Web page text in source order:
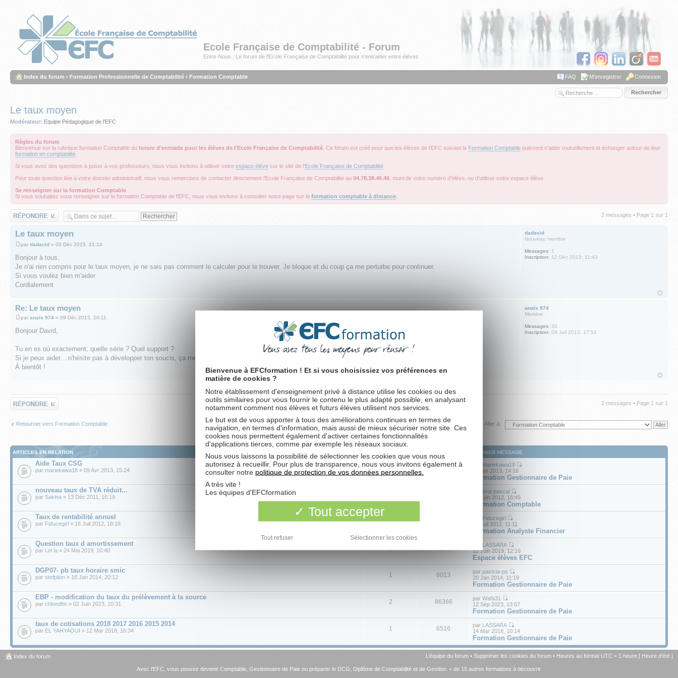
Ecole Française de Comptabilité - Forum
Entre Nous : Le forum de l'Ecole Française de Comptabilité pour s'entraider entre élèves
Index du forum ‹ Formation Professionnelle de Comptabilité ‹ Formation Comptable FAQ M’enregistrer Connexion
Le taux moyen
Modérateur: Equipe Pédagogique de l'EFC
Règles du forum
Bienvenue sur la rubrique formation Comptable du forum d'entraide pour les élèves de l'Ecole Française de Comptabilité . Ce forum est créé pour que les élèves de l'EFC suivant la Formation Comptable puissent s'aider mutuellement et échanger autour de leur
formation en comptabilité
Si vous avez des questions à poser à vos professeurs, nous vous invitons à utiliser votre espace élève sur le site de l'Ecole Française de Comptabilité
Pour toute question liée à votre dossier administratif, nous vous remercions de contacter directement l'Ecole Française de Comptabilité au 04.78.38.46.46 , muni de votre numéro d'élève, ou d'utiliser votre espace élève.
Se renseigner sur la formation Comptable
Si vous souhaitez vous renseigner sur la formation Comptable de l'EFC, nous vous invitons à consulter notre page sur la formation comptable à distance
Répondre 2 messages • Page 1 sur 1
Le taux moyen
par dadavid » 03 Déc 2015, 21:14
Bonjour à tous,
Je n'ai rien compris pour le taux moyen, je ne sais pas comment le calculer pour le trouver. Je bloque et du coup ça me perturbe pour continuer.
Si vous voulez bien m'aider
Cordialement
dadavid
Nouveau membre
Messages: 1
Inscription: 12 Déc 2013, 11:43
Re: Le taux moyen
par anaïs 974 » 09 Déc 2015, 20:11
Bonjour David,
Tu en es où exactement, quelle série ? Quel support ?
Si je peux aider... n'hésite pas à développer ton soucis, ça me permettra de t'aider si je le peux.
À bientôt !
anaïs 974
Membre
Messages: 30
Inscription: 09 Juil 2013, 17:51
Répondre 2 messages • Page 1 sur 1
Retourner vers Formation Comptable Aller à:
ARTICLES EN RELATION DERNIER MESSAGE
Aide Taux CSG
par mariekawa18 » 09 Avr 2013, 15:24 6 7555
mariekawa18
12 Avr 2013, 14:16
Formation Gestionnaire de Paie
nouveau taux de TVA réduit...
par Sakina » 13 Déc 2011, 16:19
prat pascal
14 Juin 2012, 16:49
Formation Comptable
Taux de rentabilité annuel
par Fiducegirl » 16 Juil 2012, 18:19 1
Fiducegirl
18 Juil 2012, 11:11
Formation Analyste Financier
Question taux d amortissement
par Lei la » 24 Mai 2019, 10:40 1 5896
LASSARA
12 Juin 2019, 12:16
Espace élèves EFC
DGP07- pb taux horaire smic
par stefpilon » 18 Jan 2014, 20:12 1 6013 parpatricia-ps
20 Jan 2014, 11:19
Formation Gestionnaire de Paie
EBP - modification du taux du prélèvement à la source
par chloedfm » 02 Juin 2023, 10:31 2 86366 parWafa31
12 Sep 2023, 13:07
Formation Gestionnaire de Paie
taux de cotisations 2018 2017 2016 2015 2014
par EL YAHYAOUI » 12 Mar 2018, 16:34 1 6516 par LASSARA
14 Mar 2018, 10:14
Formation Gestionnaire de Paie
Index du forum L’équipe du forum • Supprimer les cookies du forum • Heures au format UTC + 1 heure [ Heure d’été ]
Avec l'EFC, vous pouvez devenir Comptable, Gestionnaire de Paieou préparer le DCG, Diplôme de Comptabilité et de Gestion. + de 15 autres formations à découvrir.
Bienvenue à EFCformation ! Et si vous choisissiez vos préférences en
matière de cookies ?
Notre établissement d'enseignement privé à distance utilise les cookies ou des
outils similaires pour vous fournir le contenu le plus adapté possible, en analysant
notamment comment nos élèves et futurs élèves utilisent nos services.
Le but est de vous apporter à tous des améliorations continues en termes de
navigation, en termes d'information, mais aussi de mieux sécuriser notre site. Ces
cookies nous permettent également d'activer certaines fonctionnalités
d'applications tierces, comme par exemple les réseaux sociaux.
Nous vous laissons la possibilité de sélectionner les cookies que vous nous
autorisez à recueillir. Pour plus de transparence, nous vous invitons également à
consulter notre politique de protection de vos données personnelles.
A très vite !
Les équipes d'EFCformation
Tout accepter
Tout refuser Sélectionner les cookies